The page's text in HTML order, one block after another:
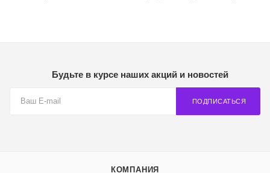
Будьте в курсе наших акций и новостей
ПОДПИСАТЬСЯ
КОМПАНИЯ